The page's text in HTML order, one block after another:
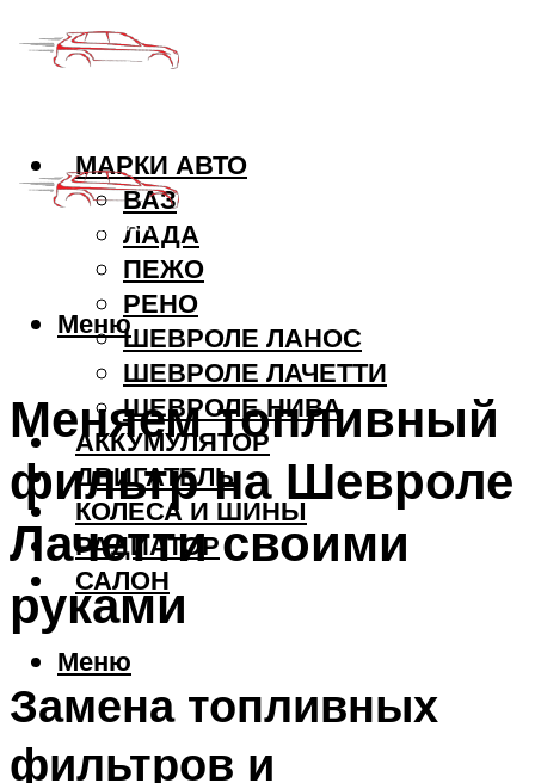
МАРКИ АВТО
ВАЗ
ЛАДА
ПЕЖО
РЕНО
ШЕВРОЛЕ ЛАНОС
ШЕВРОЛЕ ЛАЧЕТТИ
ШЕВРОЛЕ НИВА
АККУМУЛЯТОР
ДВИГАТЕЛЬ
КОЛЕСА И ШИНЫ
РАДИАТОР
САЛОН
Меню
Меню
Меняем топливный
фильтр на Шевроле
Лачетти своими
руками
Замена топливных
фильтров и